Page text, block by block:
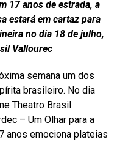
17 anos de estrada, a
estará em cartaz para
no dia 18 de julho,
Vallourec
semana um dos
brasileiro. No dia
Theatro Brasil
– Um Olhar para a
anos emociona plateias